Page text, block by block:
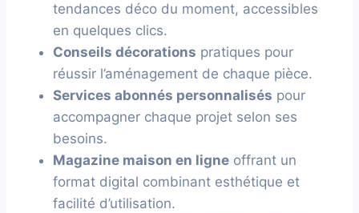
tendances déco du moment, accessibles
en quelques clics.
Conseils décorations pratiques pour
réussir l’aménagement de chaque pièce.
Services abonnés personnalisés pour
accompagner chaque projet selon ses
besoins.
Magazine maison en ligne offrant un
format digital combinant esthétique et
facilité d’utilisation.